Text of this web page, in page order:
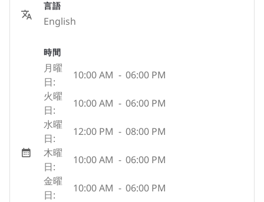
言語
English
時間
月曜
日:
10:00 AM - 06:00 PM
火曜
日:
10:00 AM - 06:00 PM
水曜
日:
12:00 PM - 08:00 PM
木曜
日:
10:00 AM - 06:00 PM
金曜
日:
10:00 AM - 06:00 PM